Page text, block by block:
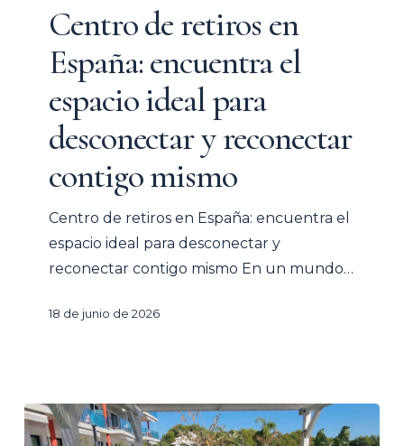
retiros
España:
encuentra
espacio
para
desconectar
reconectar
mismo
Centro de retiros en
España: encuentra el
espacio ideal para
desconectar y reconectar
contigo mismo
Centro de retiros en España: encuentra el
espacio ideal para desconectar y
reconectar contigo mismo En un mundo…
18 de junio de 2026